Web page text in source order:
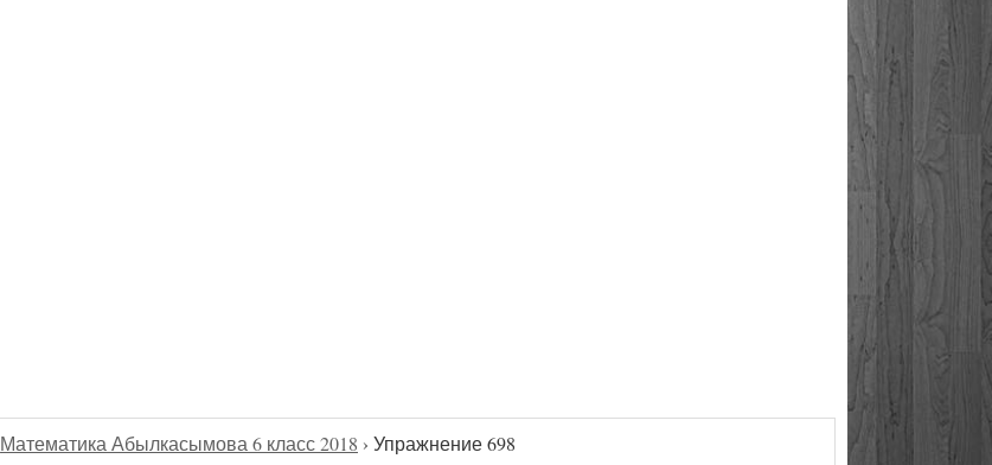
Математика Абылкасымова 6 класс 2018 › Упражнение 698